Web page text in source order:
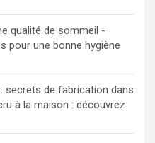
qualité de sommeil -
pour une bonne hygiène
secrets de fabrication dans
à la maison : découvrez